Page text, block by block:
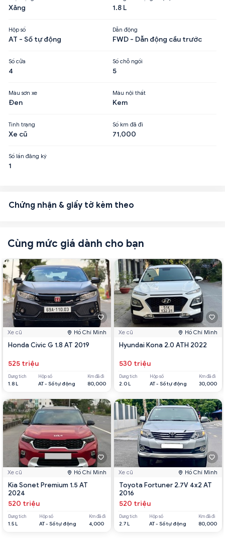
Xăng 1.8 L
Hộp số
AT - Số tự động
Dẫn động
FWD - Dẫn động cầu trước
Số cửa
4
Số chỗ ngồi
5
Màu sơn xe
Đen
Màu nội thất
Kem
Tình trạng
Xe cũ
Số km đã đi
71,000
Số lần đăng ký
1
Chứng nhận & giấy tờ kèm theo
Cùng mức giá dành cho bạn
Xe cũ Hồ Chí Minh
Honda Civic G 1.8 AT 2019
525 triệu
Dung tích
1.8 L
Hộp số
AT - Số tự động
Km đã đi
80,000
Xe cũ Hồ Chí Minh
Kia Sonet Premium 1.5 AT
2024
520 triệu
Dung tích
1.5 L
Hộp số
AT - Số tự động
Km đã đi
4,000
Xe cũ Hồ Chí Minh
Hyundai Kona 2.0 ATH 2022
530 triệu
Dung tích
2.0 L
Hộp số
AT - Số tự động
Km đã đi
30,000
Xe cũ Hồ Chí Minh
Toyota Fortuner 2.7V 4x2 AT
2016
520 triệu
Dung tích
2.7 L
Hộp số
AT - Số tự động
Km đã đi
80,000